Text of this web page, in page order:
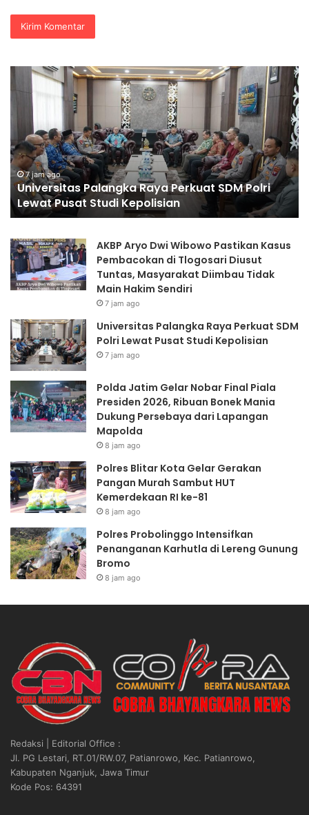
Polri
Polda
Gelar
Nobar
Final
Piala
Presiden
2026,
Ribuan
Bonek
Mania
Persebaya
dari
Lapangan
Mapolda
8 jam ago
Polda Jatim Gelar Nobar Final Piala
2026, Ribuan Bonek Mania Dukung
dari Lapangan Mapolda
AKBP Aryo Dwi Wibowo Pastikan Kasus
Pembacokan di Tlogosari Diusut
Tuntas, Masyarakat Diimbau Tidak
Main Hakim Sendiri
7 jam ago
Universitas Palangka Raya Perkuat SDM
Polri Lewat Pusat Studi Kepolisian
7 jam ago
Polda Jatim Gelar Nobar Final Piala
Presiden 2026, Ribuan Bonek Mania
Dukung Persebaya dari Lapangan
Mapolda
8 jam ago
Polres Blitar Kota Gelar Gerakan
Pangan Murah Sambut HUT
Kemerdekaan RI ke-81
8 jam ago
Polres Probolinggo Intensifkan
Penanganan Karhutla di Lereng Gunung
Bromo
8 jam ago
Redaksi | Editorial Office :
Jl. PG Lestari, RT.01/RW.07, Patianrowo, Kec. Patianrowo,
Kabupaten Nganjuk, Jawa Timur
Kode Pos: 64391